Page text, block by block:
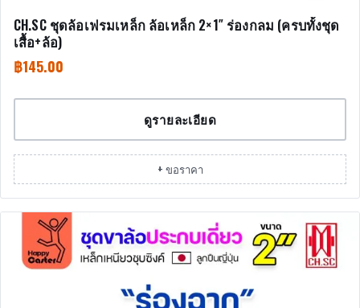
CH.SC ชุดล้อเฟรมเหล็ก ล้อเหล็ก 2×1″ ร่องกลม (ครบทั้งชุด
เสื้อ+ล้อ)
฿145.00
ดูรายละเอียด
+ ขอราคา